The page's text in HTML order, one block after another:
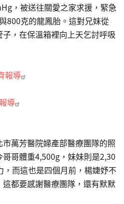
，被送往關愛之家求援，緊急
800克的龍鳳胎。這對兄妹從
，在保溫箱裡向上天乞討呼吸
報導
導
萬芳醫院婦產部醫療團隊的照
哥體重4,500g，妹妹則是2,30
而這也是四個月前，楊婕妤不
都要感謝醫療團隊，還有默默